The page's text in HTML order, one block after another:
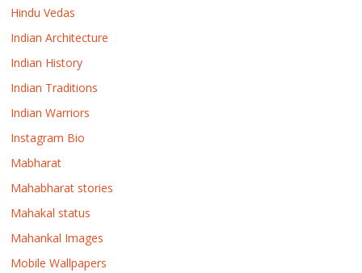
Hindu Vedas
Indian Architecture
Indian History
Indian Traditions
Indian Warriors
Instagram Bio
Mabharat
Mahabharat stories
Mahakal status
Mahankal Images
Mobile Wallpapers